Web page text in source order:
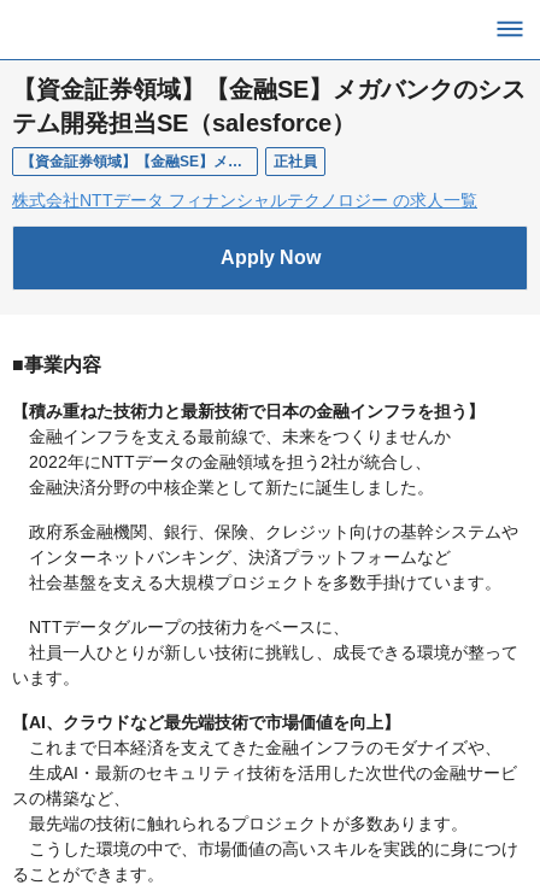
【資金証券領域】【金融SE】メガバンクのシス
テム開発担当SE（salesforce）
【資金証券領域】【金融SE】メガバンクのシステム開発担当SE（salesforce） 正社員
株式会社NTTデータ フィナンシャルテクノロジー の求人一覧
Apply Now
■事業内容
【積み重ねた技術力と最新技術で日本の金融インフラを担う】
金融インフラを支える最前線で、未来をつくりませんか
2022年にNTTデータの金融領域を担う2社が統合し、
金融決済分野の中核企業として新たに誕生しました。
政府系金融機関、銀行、保険、クレジット向けの基幹システムや
インターネットバンキング、決済プラットフォームなど
社会基盤を支える大規模プロジェクトを多数手掛けています。
NTTデータグループの技術力をベースに、
社員一人ひとりが新しい技術に挑戦し、成長できる環境が整って
います。
【AI、クラウドなど最先端技術で市場価値を向上】
これまで日本経済を支えてきた金融インフラのモダナイズや、
生成AI・最新のセキュリティ技術を活用した次世代の金融サービ
スの構築など、
最先端の技術に触れられるプロジェクトが多数あります。
こうした環境の中で、市場価値の高いスキルを実践的に身につけ
ることができます。